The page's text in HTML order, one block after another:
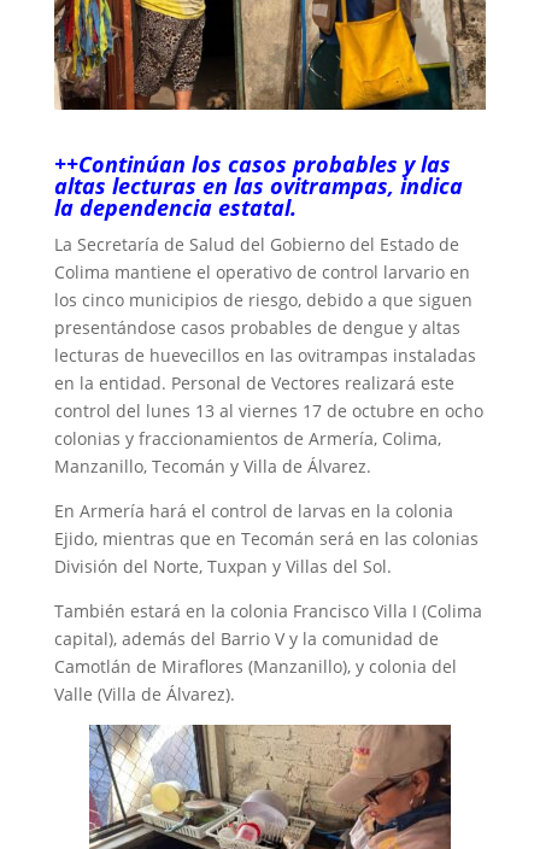
++Continúan los casos probables y las
altas lecturas en las ovitrampas, indica
la dependencia estatal.
La Secretaría de Salud del Gobierno del Estado de
Colima mantiene el operativo de control larvario en
los cinco municipios de riesgo, debido a que siguen
presentándose casos probables de dengue y altas
lecturas de huevecillos en las ovitrampas instaladas
en la entidad. Personal de Vectores realizará este
control del lunes 13 al viernes 17 de octubre en ocho
colonias y fraccionamientos de Armería, Colima,
Manzanillo, Tecomán y Villa de Álvarez.
En Armería hará el control de larvas en la colonia
Ejido, mientras que en Tecomán será en las colonias
División del Norte, Tuxpan y Villas del Sol.
También estará en la colonia Francisco Villa I (Colima
capital), además del Barrio V y la comunidad de
Camotlán de Miraflores (Manzanillo), y colonia del
Valle (Villa de Álvarez).